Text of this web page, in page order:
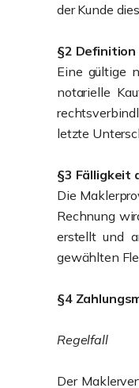
der Kunde
§2
Eine gültige
notarielle
letzte
§3 Fälligkeit
Die
Rechnung
erstellt und
gewählten
§4
Regelfall
Der